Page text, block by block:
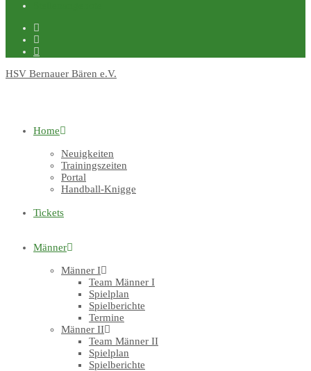
HSV Bernauer Bären e.V.
Home
Neuigkeiten
Trainingszeiten
Portal
Handball-Knigge
Tickets
Männer
Männer I
Team Männer I
Spielplan
Spielberichte
Termine
Männer II
Team Männer II
Spielplan
Spielberichte